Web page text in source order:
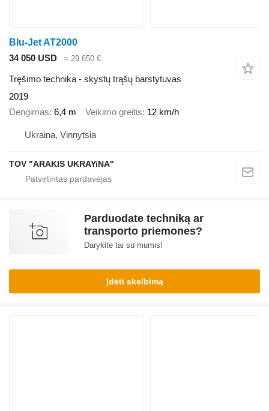
Blu-Jet AT2000
34 050 USD
≈ 29 650 €
Tręšimo technika - skystų trąšų barstytuvas
2019
Dengimas 6,4 m Veikimo greitis 12 km/h
Ukraina, Vinnytsia
TOV "ARAKIS UKRAYiNA"
Parduodate techniką ar
transporto priemones?
Darykite tai su mumis!
Įdėti skelbimą